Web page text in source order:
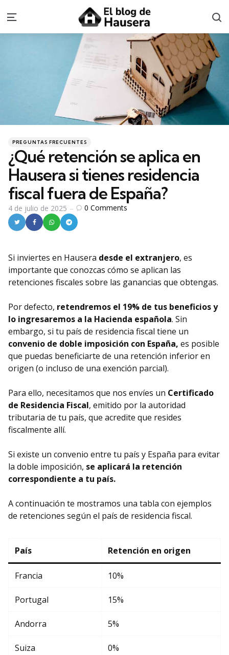
Menu
Categories
Posted
PREGUNTAS FRECUENTES
¿Qué retención se aplica en
Hausera si tienes residencia
fiscal fuera de España?
4 de julio de 2025 0 Comments
Si inviertes en Hausera desde el extranjero, es
importante que conozcas cómo se aplican las
retenciones fiscales sobre las ganancias que obtengas.
Por defecto, retendremos el 19% de tus beneficios y
lo ingresaremos a la Hacienda española. Sin
embargo, si tu país de residencia fiscal tiene un
convenio de doble imposición con España, es posible
que puedas beneficiarte de una retención inferior en
origen (o incluso de una exención parcial).
Para ello, necesitamos que nos envíes un Certificado
de Residencia Fiscal, emitido por la autoridad
tributaria de tu país, que acredite que resides
fiscalmente allí.
Si existe un convenio entre tu país y España para evitar
la doble imposición, se aplicará la retención
correspondiente a tu país.
A continuación te mostramos una tabla con ejemplos
de retenciones según el país de residencia fiscal.
País Retención en origen
Francia 10%
Portugal 15%
Andorra 5%
Suiza 0%